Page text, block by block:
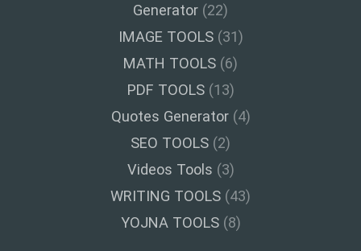
Generator (22)
IMAGE TOOLS(31)
MATH TOOLS (6)
PDF TOOLS(13)
Quotes Generator(4)
SEO TOOLS (2)
Videos Tools (3)
WRITING TOOLS (43)
YOJNA TOOLS(8)